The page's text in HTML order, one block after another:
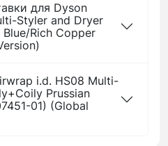
для Dyson
Styler and Dryer
Rich Copper
i.d. HS08 Multi-
Prussian
01) (Global